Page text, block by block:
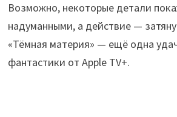
Возможно, некоторые детали
надуманными, а действие —
«Тёмная материя» — ещё одна
фантастики от Apple TV+.